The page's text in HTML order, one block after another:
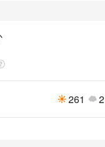
261 2